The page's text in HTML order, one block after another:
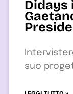
Didays
suo